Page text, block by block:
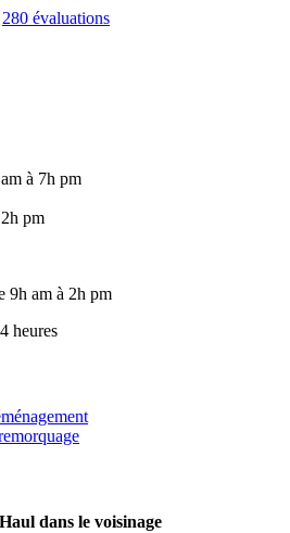
280 évaluations
à 7h pm
pm
9h am à 2h pm
heures
dans le voisinage